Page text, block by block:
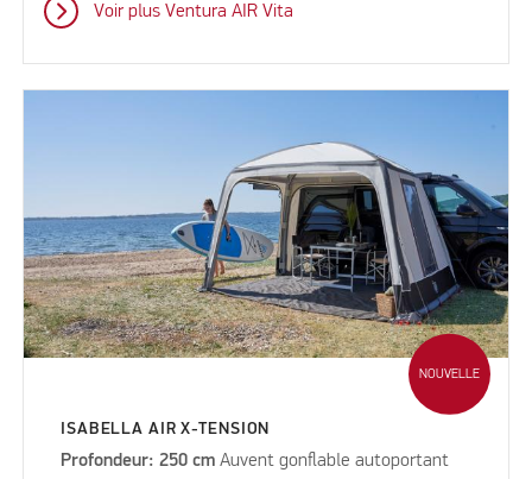
Voir plus Ventura AIR Vita
NOUVELLE
ISABELLA AIR X-TENSION
Profondeur: 250 cm Auvent gonflable autoportant